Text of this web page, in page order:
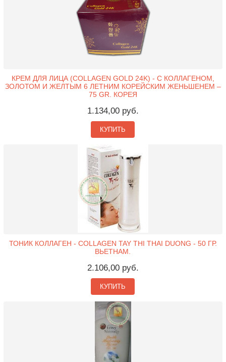
КРЕМ ДЛЯ ЛИЦА (COLLAGEN GOLD 24K) - С КОЛЛАГЕНОМ,
ЗОЛОТОМ И ЖЕЛТЫМ 6 ЛЕТНИМ КОРЕЙСКИМ ЖЕНЬШЕНЕМ –
75 GR. КОРЕЯ
1.134,00 руб.
КУПИТЬ
ТОНИК КОЛЛАГЕН - COLLAGEN TAY THI THAI DUONG - 50 ГР.
ВЬЕТНАМ.
2.106,00 руб.
КУПИТЬ